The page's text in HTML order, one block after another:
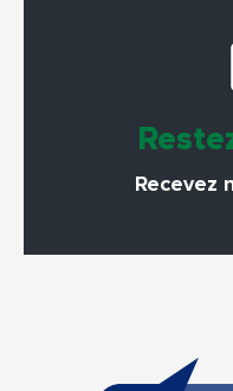
Recevez